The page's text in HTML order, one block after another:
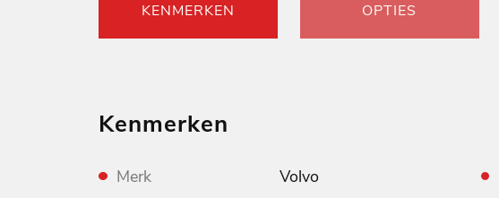
KENMERKEN OPTIES
Kenmerken
Merk
Volvo